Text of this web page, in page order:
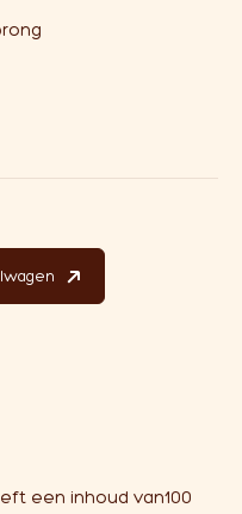
van natuurlijke oorsprong
een inhoud van100